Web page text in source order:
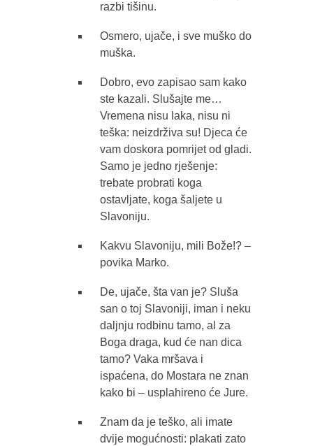
razbi tišinu.
Osmero, ujače, i sve muško do
muška.
Dobro, evo zapisao sam kako
ste kazali. Slušajte me…
Vremena nisu laka, nisu ni
teška: neizdrživa su! Djeca će
vam doskora pomrijet od gladi.
Samo je jedno rješenje:
trebate probrati koga
ostavljate, koga šaljete u
Slavoniju.
Kakvu Slavoniju, mili Bože!? –
povika Marko.
De, ujače, šta van je? Sluša
san o toj Slavoniji, iman i neku
daljnju rodbinu tamo, al za
Boga draga, kud će nan dica
tamo? Vaka mršava i
ispaćena, do Mostara ne znan
kako bi – usplahireno će Jure.
Znam da je teško, ali imate
dvije mogućnosti: plakati zato